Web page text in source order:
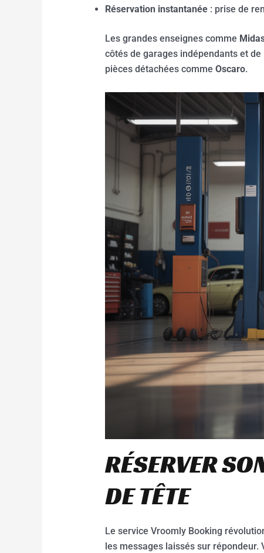
Réservation instantanée: prise de
Les grandes enseignes comme
côtés de garages indépendants et
pièces détachées comme Oscaro.
RÉSERVER
DE TÊTE
Le service Vroomly Booking
les messages laissés sur